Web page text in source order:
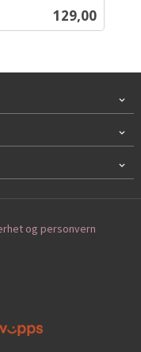
Pris
129,00
og personvern